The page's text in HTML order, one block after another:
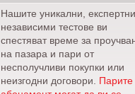
Нашите уникални,
независими тестове ви
спестяват време за
на пазара и пари от
несполучливи покупки или
неизгодни договори. Парите